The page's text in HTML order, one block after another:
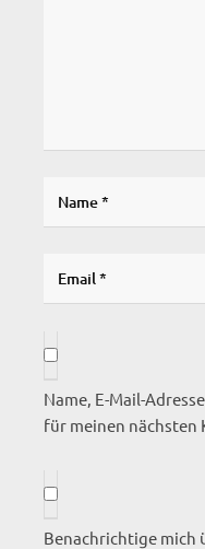
Name, E-Mail-
für meinen nächsten
Benachrichtige mich